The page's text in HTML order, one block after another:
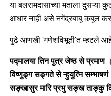
या बलरामदासाच्या मताला दुसऱ्या
आधार नाही असे नगेंद्रबाबू कबूल
पुढे आणखी 'गणेशविभूती'त म्हटले
पद्मालया तिन पुत्र जेष्ठ से प्रमाण ।
विष्णुङ्ग सङ्गते से ऱ्हुयुत्नि सम्भाषणं
सङ्खासुर मारि प्रभु सङ्ख ताङ्कु